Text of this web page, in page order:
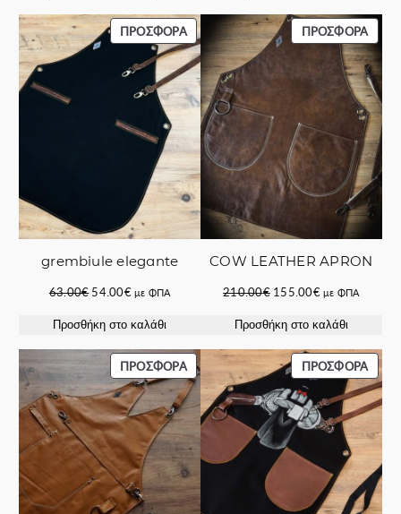
ΠΡΟΣΦΟΡΆΠΡΟΪΌΝ
ΣΕ
ΠΡΟΣΦΟΡΆ
grembiule elegante
63.00€ Original
was:
54.00€Η
τιμή
54.00€.
με ΦΠΑ
Προσθήκη στο καλάθι
ΠΡΟΣΦΟΡΆ
ΣΕ
COW LEATHER APRON
210.00€ Original
was:
155.00€Η
τιμή
155.00€.
με ΦΠΑ
Προσθήκη στο καλάθι
ΠΡΟΣΦΟΡΆΠΡΟΪΌΝ
ΣΕ
ΠΡΟΣΦΟΡΆ
ΠΡΟΣΦΟΡΆ
ΣΕ